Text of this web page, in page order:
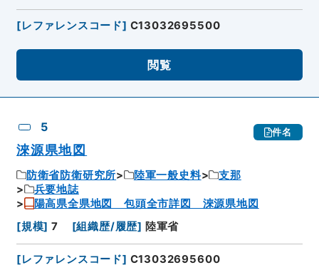
[レファレンスコード] C13032695500
閲覧
5 件名
淶源県地図
防衛省防衛研究所 陸軍一般史料
支那
兵要地誌
陽高県全県地図 包頭全市詳図 淶源県地図
[規模] 7 [組織歴/履歴] 陸軍省
[レファレンスコード] C13032695600